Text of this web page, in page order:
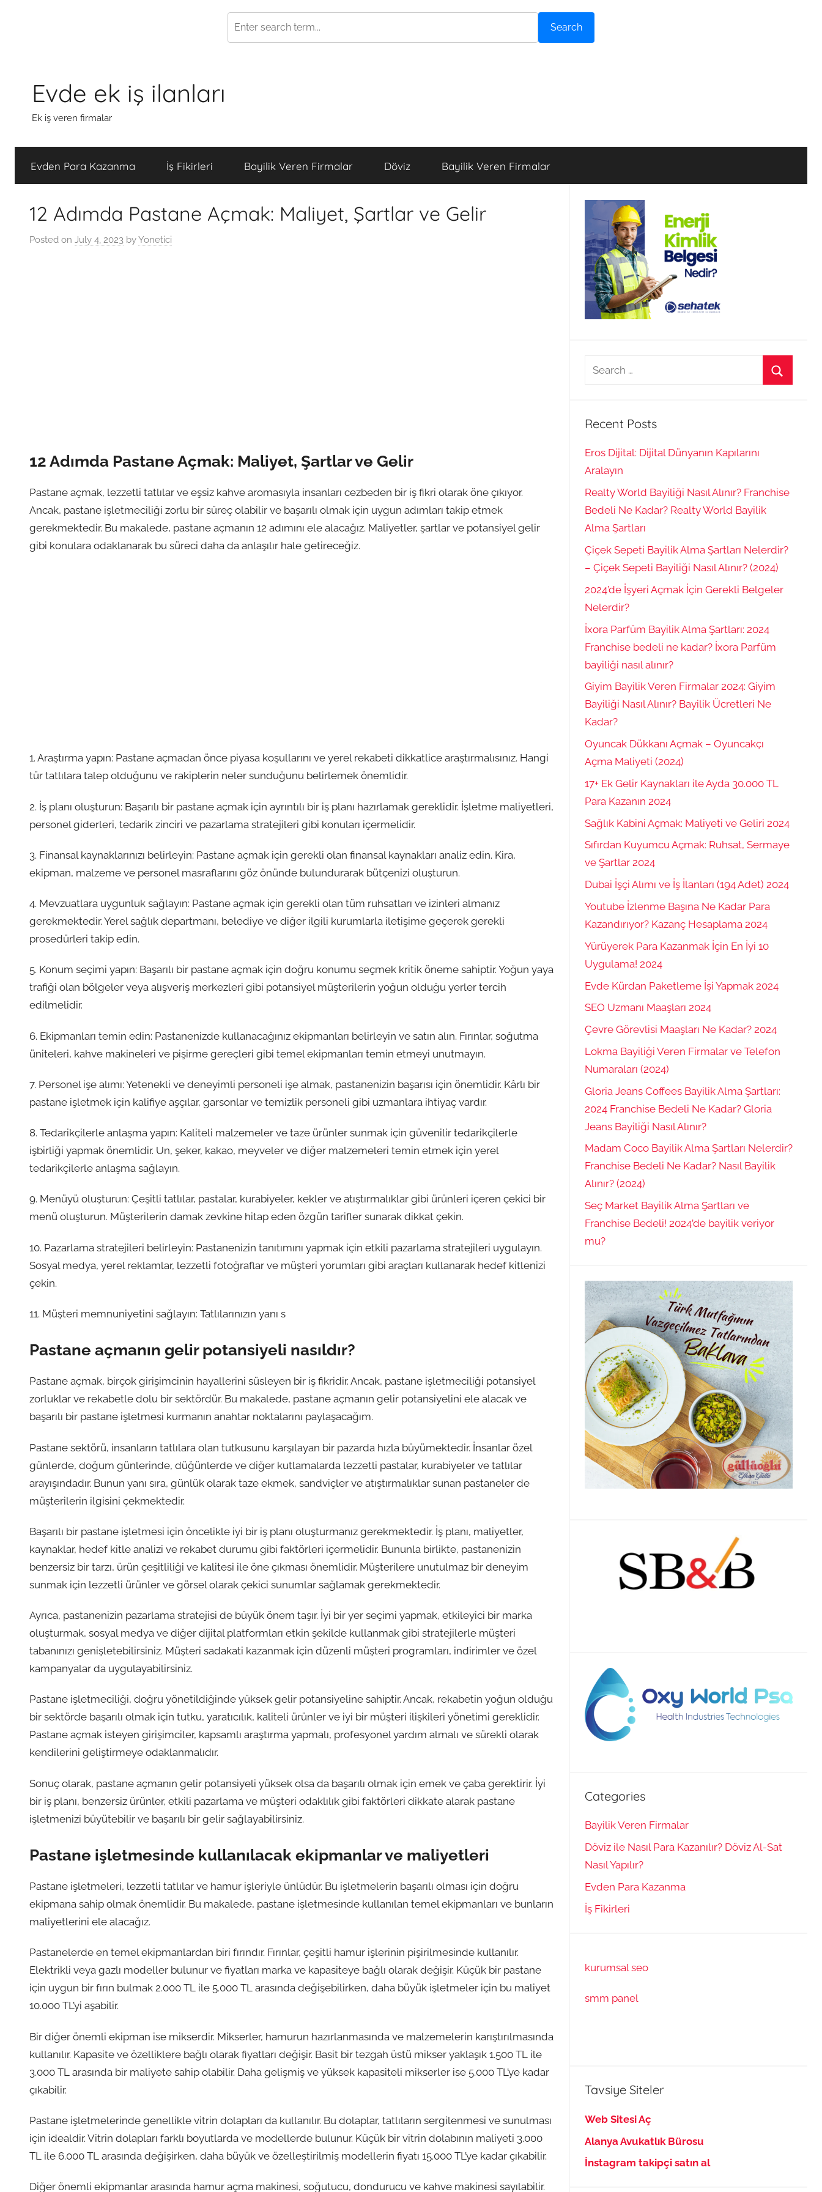
Search
content
Evde ek iş ilanları
Ek iş veren firmalar
Evden Para Kazanma İş Fikirleri Bayilik Veren Firmalar Döviz Bayilik Veren Firmalar
12 Adımda Pastane Açmak: Maliyet, Şartlar ve Gelir
Posted on July 4, 2023 byYonetici
12 Adımda Pastane Açmak: Maliyet, Şartlar ve Gelir
Pastane açmak, lezzetli tatlılar ve eşsiz kahve aromasıyla insanları cezbeden bir iş fikri olarak öne çıkıyor.
Ancak, pastane işletmeciliği zorlu bir süreç olabilir ve başarılı olmak için uygun adımları takip etmek
gerekmektedir. Bu makalede, pastane açmanın 12 adımını ele alacağız. Maliyetler, şartlar ve potansiyel gelir
gibi konulara odaklanarak bu süreci daha da anlaşılır hale getireceğiz.
1. Araştırma yapın: Pastane açmadan önce piyasa koşullarını ve yerel rekabeti dikkatlice araştırmalısınız. Hangi
tür tatlılara talep olduğunu ve rakiplerin neler sunduğunu belirlemek önemlidir.
2. İş planı oluşturun: Başarılı bir pastane açmak için ayrıntılı bir iş planı hazırlamak gereklidir. İşletme maliyetleri,
personel giderleri, tedarik zinciri ve pazarlama stratejileri gibi konuları içermelidir.
3. Finansal kaynaklarınızı belirleyin: Pastane açmak için gerekli olan finansal kaynakları analiz edin. Kira,
ekipman, malzeme ve personel masraflarını göz önünde bulundurarak bütçenizi oluşturun.
4. Mevzuatlara uygunluk sağlayın: Pastane açmak için gerekli olan tüm ruhsatları ve izinleri almanız
gerekmektedir. Yerel sağlık departmanı, belediye ve diğer ilgili kurumlarla iletişime geçerek gerekli
prosedürleri takip edin.
5. Konum seçimi yapın: Başarılı bir pastane açmak için doğru konumu seçmek kritik öneme sahiptir. Yoğun yaya
trafiği olan bölgeler veya alışveriş merkezleri gibi potansiyel müşterilerin yoğun olduğu yerler tercih
edilmelidir.
6. Ekipmanları temin edin: Pastanenizde kullanacağınız ekipmanları belirleyin ve satın alın. Fırınlar, soğutma
üniteleri, kahve makineleri ve pişirme gereçleri gibi temel ekipmanları temin etmeyi unutmayın.
7. Personel işe alımı: Yetenekli ve deneyimli personeli işe almak, pastanenizin başarısı için önemlidir. Kârlı bir
pastane işletmek için kalifiye aşçılar, garsonlar ve temizlik personeli gibi uzmanlara ihtiyaç vardır.
8. Tedarikçilerle anlaşma yapın: Kaliteli malzemeler ve taze ürünler sunmak için güvenilir tedarikçilerle
işbirliği yapmak önemlidir. Un, şeker, kakao, meyveler ve diğer malzemeleri temin etmek için yerel
tedarikçilerle anlaşma sağlayın.
9. Menüyü oluşturun: Çeşitli tatlılar, pastalar, kurabiyeler, kekler ve atıştırmalıklar gibi ürünleri içeren çekici bir
menü oluşturun. Müşterilerin damak zevkine hitap eden özgün tarifler sunarak dikkat çekin.
10. Pazarlama stratejileri belirleyin: Pastanenizin tanıtımını yapmak için etkili pazarlama stratejileri uygulayın.
Sosyal medya, yerel reklamlar, lezzetli fotoğraflar ve müşteri yorumları gibi araçları kullanarak hedef kitlenizi
çekin.
11. Müşteri memnuniyetini sağlayın: Tatlılarınızın yanı s
Pastane açmanın gelir potansiyeli nasıldır?
Pastane açmak, birçok girişimcinin hayallerini süsleyen bir iş fikridir. Ancak, pastane işletmeciliği potansiyel
zorluklar ve rekabetle dolu bir sektördür. Bu makalede, pastane açmanın gelir potansiyelini ele alacak ve
başarılı bir pastane işletmesi kurmanın anahtar noktalarını paylaşacağım.
Pastane sektörü, insanların tatlılara olan tutkusunu karşılayan bir pazarda hızla büyümektedir. İnsanlar özel
günlerde, doğum günlerinde, düğünlerde ve diğer kutlamalarda lezzetli pastalar, kurabiyeler ve tatlılar
arayışındadır. Bunun yanı sıra, günlük olarak taze ekmek, sandviçler ve atıştırmalıklar sunan pastaneler de
müşterilerin ilgisini çekmektedir.
Başarılı bir pastane işletmesi için öncelikle iyi bir iş planı oluşturmanız gerekmektedir. İş planı, maliyetler,
kaynaklar, hedef kitle analizi ve rekabet durumu gibi faktörleri içermelidir. Bununla birlikte, pastanenizin
benzersiz bir tarzı, ürün çeşitliliği ve kalitesi ile öne çıkması önemlidir. Müşterilere unutulmaz bir deneyim
sunmak için lezzetli ürünler ve görsel olarak çekici sunumlar sağlamak gerekmektedir.
Ayrıca, pastanenizin pazarlama stratejisi de büyük önem taşır. İyi bir yer seçimi yapmak, etkileyici bir marka
oluşturmak, sosyal medya ve diğer dijital platformları etkin şekilde kullanmak gibi stratejilerle müşteri
tabanınızı genişletebilirsiniz. Müşteri sadakati kazanmak için düzenli müşteri programları, indirimler ve özel
kampanyalar da uygulayabilirsiniz.
Pastane işletmeciliği, doğru yönetildiğinde yüksek gelir potansiyeline sahiptir. Ancak, rekabetin yoğun olduğu
bir sektörde başarılı olmak için tutku, yaratıcılık, kaliteli ürünler ve iyi bir müşteri ilişkileri yönetimi gereklidir.
Pastane açmak isteyen girişimciler, kapsamlı araştırma yapmalı, profesyonel yardım almalı ve sürekli olarak
kendilerini geliştirmeye odaklanmalıdır.
Sonuç olarak, pastane açmanın gelir potansiyeli yüksek olsa da başarılı olmak için emek ve çaba gerektirir. İyi
bir iş planı, benzersiz ürünler, etkili pazarlama ve müşteri odaklılık gibi faktörleri dikkate alarak pastane
işletmenizi büyütebilir ve başarılı bir gelir sağlayabilirsiniz.
Pastane işletmesinde kullanılacak ekipmanlar ve maliyetleri
Pastane işletmeleri, lezzetli tatlılar ve hamur işleriyle ünlüdür. Bu işletmelerin başarılı olması için doğru
ekipmana sahip olmak önemlidir. Bu makalede, pastane işletmesinde kullanılan temel ekipmanları ve bunların
maliyetlerini ele alacağız.
Pastanelerde en temel ekipmanlardan biri fırındır. Fırınlar, çeşitli hamur işlerinin pişirilmesinde kullanılır.
Elektrikli veya gazlı modeller bulunur ve fiyatları marka ve kapasiteye bağlı olarak değişir. Küçük bir pastane
için uygun bir fırın bulmak 2.000 TL ile 5.000 TL arasında değişebilirken, daha büyük işletmeler için bu maliyet
10.000 TL’yi aşabilir.
Bir diğer önemli ekipman ise mikserdir. Mikserler, hamurun hazırlanmasında ve malzemelerin karıştırılmasında
kullanılır. Kapasite ve özelliklere bağlı olarak fiyatları değişir. Basit bir tezgah üstü mikser yaklaşık 1.500 TL ile
3.000 TL arasında bir maliyete sahip olabilir. Daha gelişmiş ve yüksek kapasiteli mikserler ise 5.000 TL’ye kadar
çıkabilir.
Pastane işletmelerinde genellikle vitrin dolapları da kullanılır. Bu dolaplar, tatlıların sergilenmesi ve sunulması
için idealdir. Vitrin dolapları farklı boyutlarda ve modellerde bulunur. Küçük bir vitrin dolabının maliyeti 3.000
TL ile 6.000 TL arasında değişirken, daha büyük ve özelleştirilmiş modellerin fiyatı 15.000 TL’ye kadar çıkabilir.
Diğer önemli ekipmanlar arasında hamur açma makinesi, soğutucu, dondurucu ve kahve makinesi sayılabilir.
Search
Recent Posts
Eros Dijital: Dijital Dünyanın Kapılarını
Aralayın
Realty World Bayiliği Nasıl Alınır? Franchise
Bedeli Ne Kadar? Realty World Bayilik
Alma Şartları
Çiçek Sepeti Bayilik Alma Şartları Nelerdir?
– Çiçek Sepeti Bayiliği Nasıl Alınır? (2024)
2024’de İşyeri Açmak İçin Gerekli Belgeler
Nelerdir?
İxora Parfüm Bayilik Alma Şartları: 2024
Franchise bedeli ne kadar? İxora Parfüm
bayiliği nasıl alınır?
Giyim Bayilik Veren Firmalar 2024: Giyim
Bayiliği Nasıl Alınır? Bayilik Ücretleri Ne
Kadar?
Oyuncak Dükkanı Açmak – Oyuncakçı
Açma Maliyeti (2024)
17+ Ek Gelir Kaynakları ile Ayda 30.000 TL
Para Kazanın 2024
Sağlık Kabini Açmak: Maliyeti ve Geliri 2024
Sıfırdan Kuyumcu Açmak: Ruhsat, Sermaye
ve Şartlar 2024
Dubai İşçi Alımı ve İş İlanları (194 Adet) 2024
Youtube İzlenme Başına Ne Kadar Para
Kazandırıyor? Kazanç Hesaplama 2024
Yürüyerek Para Kazanmak İçin En İyi 10
Uygulama! 2024
Evde Kürdan Paketleme İşi Yapmak 2024
SEO Uzmanı Maaşları 2024
Çevre Görevlisi Maaşları Ne Kadar? 2024
Lokma Bayiliği Veren Firmalar ve Telefon
Numaraları (2024)
Gloria Jeans Coffees Bayilik Alma Şartları:
2024 Franchise Bedeli Ne Kadar? Gloria
Jeans Bayiliği Nasıl Alınır?
Madam Coco Bayilik Alma Şartları Nelerdir?
Franchise Bedeli Ne Kadar? Nasıl Bayilik
Alınır? (2024)
Seç Market Bayilik Alma Şartları ve
Franchise Bedeli! 2024’de bayilik veriyor
mu?
Categories
Bayilik Veren Firmalar
Döviz ile Nasıl Para Kazanılır? Döviz Al-Sat
Nasıl Yapılır?
Evden Para Kazanma
İş Fikirleri
kurumsal seo
smm panel
Tavsiye Siteler
Web Sitesi Aç
Alanya Avukatlık Bürosu
İnstagram takipçi satın al